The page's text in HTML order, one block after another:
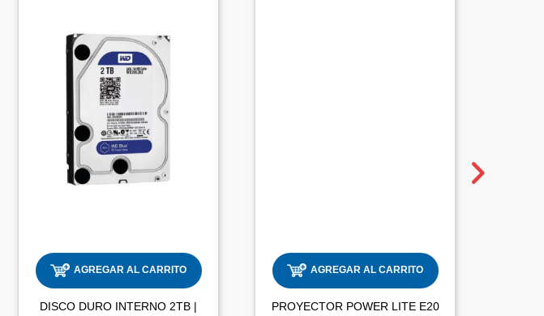
AGREGAR AL CARRITO
DISCO DURO INTERNO 2TB |
AGREGAR AL CARRITO
PROYECTOR POWER LITE E20